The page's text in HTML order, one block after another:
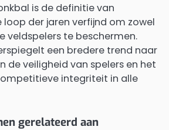
is de definitie van
der jaren verfijnd om zowel
veldspelers te beschermen.
een bredere trend naar
de veiligheid van spelers en het
integriteit in alle
gerelateerd aan